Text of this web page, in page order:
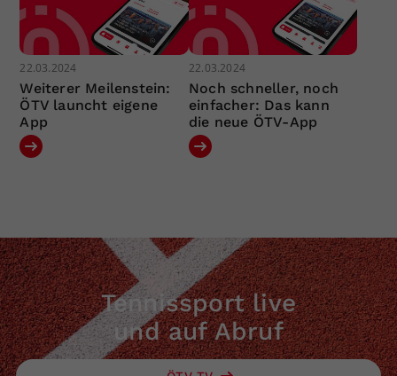
22.03.2024
Weiterer Meilenstein:
ÖTV launcht eigene
App
22.03.2024
Noch schneller, noch
einfacher: Das kann
die neue ÖTV-App
Tennissport live
und auf Abruf